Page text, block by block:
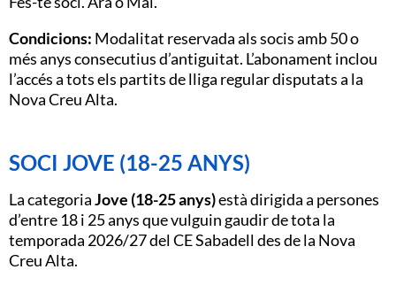
Condicions: Modalitat reservada als socis amb 50 o
més anys consecutius d’antiguitat. L’abonament inclou
l’accés a tots els partits de lliga regular disputats a la
Nova Creu Alta.
SOCI JOVE (18-25 ANYS)
La categoriaJove (18-25 anys)està dirigida a persones
d’entre 18 i 25 anys que vulguin gaudir de tota la
temporada 2026/27 del CE Sabadell des de la Nova
Creu Alta.